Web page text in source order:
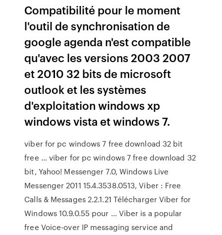
Compatibilité pour le moment
l'outil de synchronisation de
google agenda n'est compatible
qu'avec les versions 2003 2007
et 2010 32 bits de microsoft
outlook et les systèmes
d'exploitation windows xp
windows vista et windows 7.
viber for pc windows 7 free download 32 bit
free … viber for pc windows 7 free download 32
bit, Yahoo! Messenger 7.0, Windows Live
Messenger 2011 15.4.3538.0513, Viber : Free
Calls & Messages 2.2.1.21 Télécharger Viber for
Windows 10.9.0.55 pour … Viber is a popular
free Voice-over IP messaging service and